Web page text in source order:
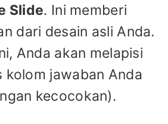
Slide. Ini memberi
dari desain asli Anda.
Anda akan melapisi
kolom jawaban Anda
kecocokan).